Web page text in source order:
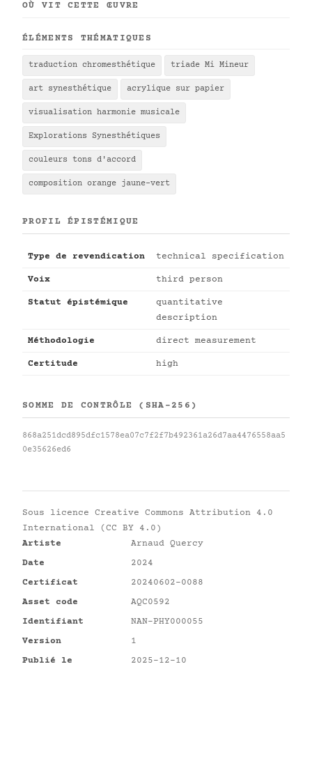
OÙ VIT CETTE ŒUVRE
ÉLÉMENTS THÉMATIQUES
traduction chromesthétique triade Mi Mineur
art synesthétique acrylique sur papier
visualisation harmonie musicale
Explorations Synesthétiques
couleurs tons d'accord
composition orange jaune-vert
PROFIL ÉPISTÉMIQUE
Type de revendication technical specification
Voix third person
Statut épistémique
quantitative
description
Méthodologie direct measurement
Certitude high
SOMME DE CONTRÔLE (SHA-256)
868a251dcd895dfc1578ea07c7f2f7b492361a26d7aa4476558aa5
0e35626ed6
Sous licence Creative Commons Attribution 4.0
International (CC BY 4.0)
Artiste
Arnaud Quercy
Date
2024
Certificat
20240602-0088
Asset code
AQC0592
Identifiant
NAN-PHY000055
Version
1
Publié le
2025-12-10